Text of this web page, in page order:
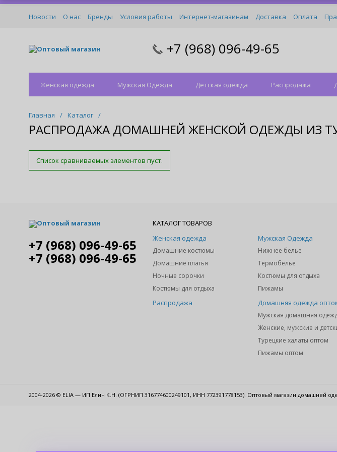
Новости О нас Бренды Условия работы Интернет-магазинам Доставка Оплата
Оптовый магазин +7 (968) 096-49-65
Женская одежда Мужская Одежда Детская одежда Распродажа
Главная / Каталог /
РАСПРОДАЖА ДОМАШНЕЙ ЖЕНСКОЙ ОДЕЖДЫ ИЗ
Список сравниваемых элементов пуст.
Оптовый магазин
+7 (968) 096-49-65
+7 (968) 096-49-65
КАТАЛОГ ТОВАРОВ
Женская одежда
Домашние костюмы
Домашние платья
Ночные сорочки
Костюмы для отдыха
Мужская Одежда
Нижнее белье
Термобелье
Костюмы для отдыха
Пижамы
Распродажа Домашняя одежда
Турецкие халаты оптом
Пижамы оптом
2004-2026 © ELIA — ИП Елин К.Н. (ОГРНИП 316774600249101, ИНН 772391778153). Оптовый магазин домашней